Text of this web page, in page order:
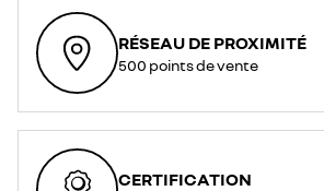
RÉSEAU DE PROXIMITÉ
500 points de vente
CERTIFICATION